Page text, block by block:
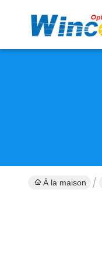
À la maison